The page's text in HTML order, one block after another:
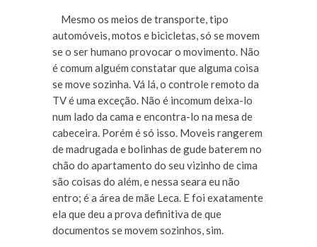
Mesmo os meios de transporte, tipo
automóveis, motos e bicicletas, só se movem
se o ser humano provocar o movimento. Não
é comum alguém constatar que alguma coisa
se move sozinha. Vá lá, o controle remoto da
TV é uma exceção. Não é incomum deixa-lo
num lado da cama e encontra-lo na mesa de
cabeceira. Porém é só isso. Moveis rangerem
de madrugada e bolinhas de gude baterem no
chão do apartamento do seu vizinho de cima
são coisas do além, e nessa seara eu não
entro; é a área de mãe Leca. E foi exatamente
ela que deu a prova definitiva de que
documentos se movem sozinhos, sim.